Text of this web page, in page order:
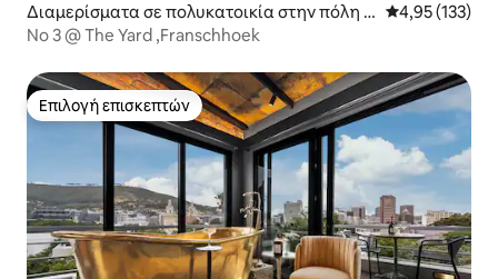
Διαμερίσματα σε πολυκατοικία στην πόλη F
ranschhoek
Μέση
4,95 (133)
No 3 @ The Yard ,Franschhoek
Επιλογή επισκεπτών
Επιλογή επισκεπτών